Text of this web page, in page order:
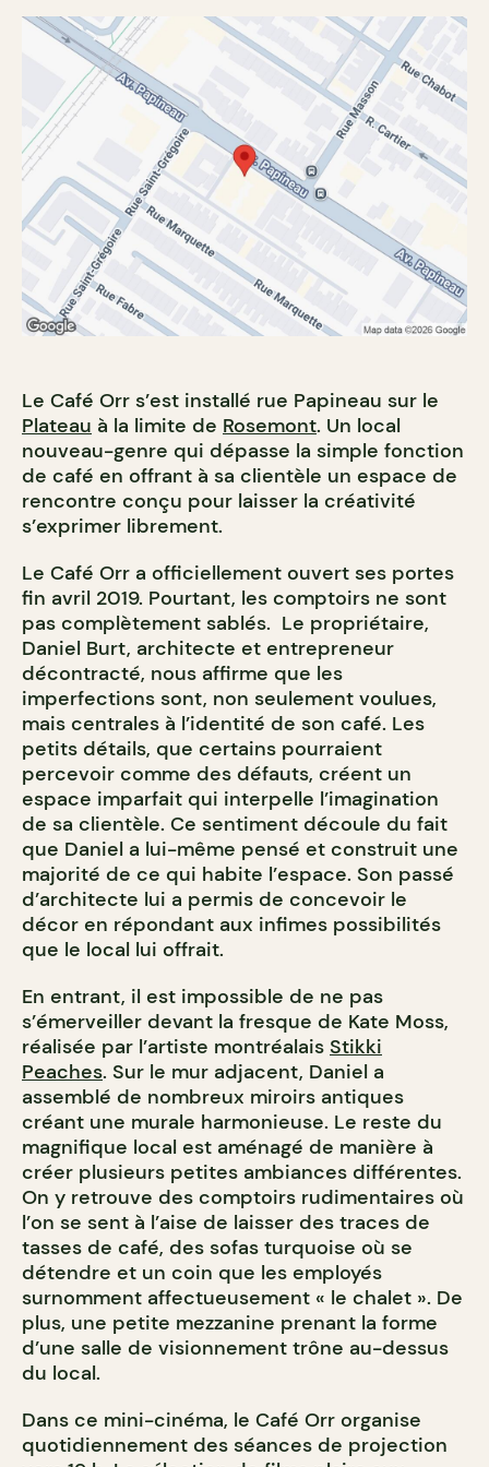
Le Café Orr s’est installé rue Papineau sur le
Plateau à la limite de Rosemont. Un local
nouveau-genre qui dépasse la simple fonction
de café en offrant à sa clientèle un espace de
rencontre conçu pour laisser la créativité
s’exprimer librement.
Le Café Orr a officiellement ouvert ses portes
fin avril 2019. Pourtant, les comptoirs ne sont
pas complètement sablés. Le propriétaire,
Daniel Burt, architecte et entrepreneur
décontracté, nous affirme que les
imperfections sont, non seulement voulues,
mais centrales à l’identité de son café. Les
petits détails, que certains pourraient
percevoir comme des défauts, créent un
espace imparfait qui interpelle l’imagination
de sa clientèle. Ce sentiment découle du fait
que Daniel a lui-même pensé et construit une
majorité de ce qui habite l’espace. Son passé
d’architecte lui a permis de concevoir le
décor en répondant aux infimes possibilités
que le local lui offrait.
En entrant, il est impossible de ne pas
s’émerveiller devant la fresque de Kate Moss,
réalisée par l’artiste montréalais Stikki
Peaches. Sur le mur adjacent, Daniel a
assemblé de nombreux miroirs antiques
créant une murale harmonieuse. Le reste du
magnifique local est aménagé de manière à
créer plusieurs petites ambiances différentes.
On y retrouve des comptoirs rudimentaires où
l’on se sent à l’aise de laisser des traces de
tasses de café, des sofas turquoise où se
détendre et un coin que les employés
surnomment affectueusement « le chalet ». De
plus, une petite mezzanine prenant la forme
d’une salle de visionnement trône au-dessus
du local.
Dans ce mini-cinéma, le Café Orr organise
quotidiennement des séances de projection